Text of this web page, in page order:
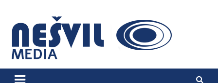
content
Nešvil Media Bogatić